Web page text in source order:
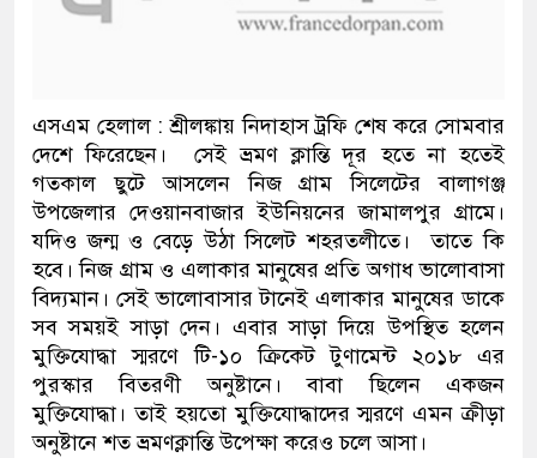
এসএম হেলাল : শ্রীলঙ্কায় নিদাহাস ট্রফি শেষ করে সোমবার
দেশে ফিরেছেন। সেই ভ্রমণ ক্লান্তি দূর হতে না হতেই
গতকাল ছুটে আসলেন নিজ গ্রাম সিলেটের বালাগঞ্জ
উপজেলার দেওয়ানবাজার ইউনিয়নের জামালপুর গ্রামে।
যদিও জন্ম ও বেড়ে উঠা সিলেট শহরতলীতে। তাতে কি
হবে। নিজ গ্রাম ও এলাকার মানুষের প্রতি অগাধ ভালোবাসা
বিদ্যমান। সেই ভালোবাসার টানেই এলাকার মানুষের ডাকে
সব সময়ই সাড়া দেন। এবার সাড়া দিয়ে উপস্থিত হলেন
মুক্তিযোদ্ধা স্মরণে টি-১০ ক্রিকেট টুণামেন্ট ২০১৮ এর
পুরস্কার বিতরণী অনুষ্টানে। বাবা ছিলেন একজন
মুক্তিযোদ্ধা। তাই হয়তো মুক্তিযোদ্ধাদের স্মরণে এমন ক্রীড়া
অনুষ্টানে শত ভ্রমণক্লান্তি উপেক্ষা করেও চলে আসা।